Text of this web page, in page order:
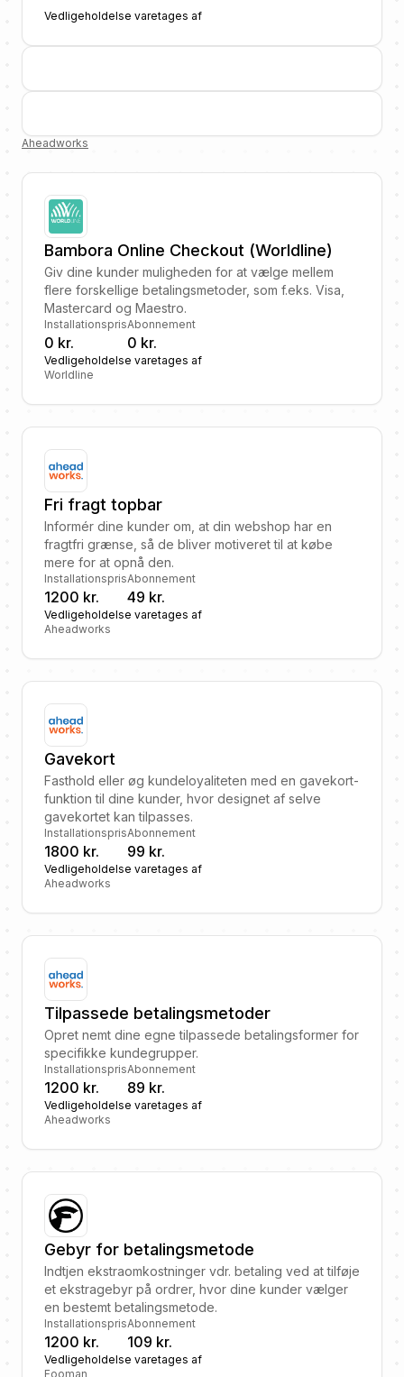
Vedligeholdelse varetages af
Aheadworks
Bambora Online Checkout (Worldline)
Giv dine kunder muligheden for at vælge mellem
flere forskellige betalingsmetoder, som f.eks. Visa,
Mastercard og Maestro.
Installationspris
0 kr.
Abonnement
0 kr.
Vedligeholdelse varetages af
Worldline
Fri fragt topbar
Informér dine kunder om, at din webshop har en
fragtfri grænse, så de bliver motiveret til at købe
mere for at opnå den.
Installationspris
1200 kr.
Abonnement
49 kr.
Vedligeholdelse varetages af
Aheadworks
Gavekort
Fasthold eller øg kundeloyaliteten med en gavekort-
funktion til dine kunder, hvor designet af selve
gavekortet kan tilpasses.
Installationspris
1800 kr.
Abonnement
99 kr.
Vedligeholdelse varetages af
Aheadworks
Tilpassede betalingsmetoder
Opret nemt dine egne tilpassede betalingsformer for
specifikke kundegrupper.
Installationspris
1200 kr.
Abonnement
89 kr.
Vedligeholdelse varetages af
Aheadworks
Gebyr for betalingsmetode
Indtjen ekstraomkostninger vdr. betaling ved at tilføje
et ekstragebyr på ordrer, hvor dine kunder vælger
en bestemt betalingsmetode.
Installationspris
1200 kr.
Abonnement
109 kr.
Vedligeholdelse varetages af
Fooman